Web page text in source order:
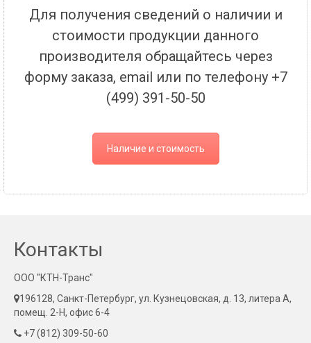
Для получения сведений о наличии и
стоимости продукции данного
производителя обращайтесь через
форму заказа, email или по телефону +7
(499) 391-50-50
Наличие и стоимость
Контакты
ООО "КТН-Транс"
196128, Санкт-Петербург, ул. Кузнецовская, д. 13, литера А,
помещ. 2-Н, офис 6-4
+7 (812) 309-50-60